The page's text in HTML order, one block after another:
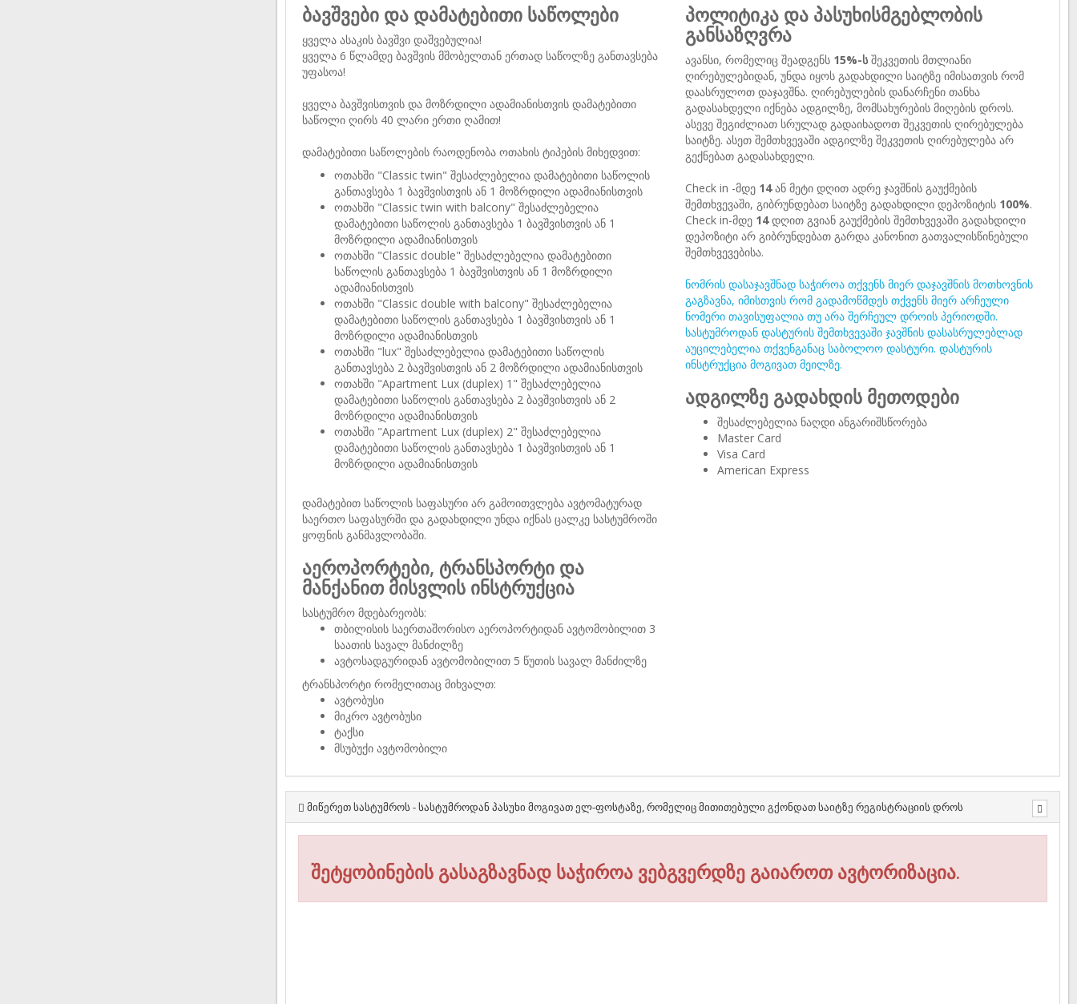
ბავშვები და დამატებითი საწოლები
ყველა ასაკის ბავშვი დაშვებულია!
ყველა 6 წლამდე ბავშვის მშობელთან ერთად საწოლზე განთავსება
უფასოა!
ყველა ბავშვისთვის და მოზრდილი ადამიანისთვის დამატებითი
საწოლი ღირს 40 ლარი ერთი ღამით!
დამატებითი საწოლების რაოდენობა ოთახის ტიპების მიხედვით:
ოთახში "Classic twin" შესაძლებელია დამატებითი საწოლის
განთავსება 1 ბავშვისთვის ან 1 მოზრდილი ადამიანისთვის
ოთახში "Classic twin with balcony" შესაძლებელია
დამატებითი საწოლის განთავსება 1 ბავშვისთვის ან 1
მოზრდილი ადამიანისთვის
ოთახში "Classic double" შესაძლებელია დამატებითი
საწოლის განთავსება 1 ბავშვისთვის ან 1 მოზრდილი
ადამიანისთვის
ოთახში "Classic double with balcony" შესაძლებელია
დამატებითი საწოლის განთავსება 1 ბავშვისთვის ან 1
მოზრდილი ადამიანისთვის
ოთახში "lux" შესაძლებელია დამატებითი საწოლის
განთავსება 2 ბავშვისთვის ან 2 მოზრდილი ადამიანისთვის
ოთახში "Apartment Lux (duplex) 1" შესაძლებელია
დამატებითი საწოლის განთავსება 2 ბავშვისთვის ან 2
მოზრდილი ადამიანისთვის
ოთახში "Apartment Lux (duplex) 2" შესაძლებელია
დამატებითი საწოლის განთავსება 1 ბავშვისთვის ან 1
მოზრდილი ადამიანისთვის
დამატებით საწოლის საფასური არ გამოითვლება ავტომატურად
საერთო საფასურში და გადახდილი უნდა იქნას ცალკე სასტუმროში
ყოფნის განმავლობაში.
აეროპორტები, ტრანსპორტი და
მანქანით მისვლის ინსტრუქცია
სასტუმრო მდებარეობს:
თბილისის საერთაშორისო აეროპორტიდან ავტომობილით 3
საათის სავალ მანძილზე
ავტოსადგურიდან ავტომობილით 5 წუთის სავალ მანძილზე
ტრანსპორტი რომელითაც მიხვალთ:
ავტობუსი
მიკრო ავტობუსი
ტაქსი
მსუბუქი ავტომობილი
პოლიტიკა და პასუხისმგებლობის
განსაზღვრა
ავანსი, რომელიც შეადგენს 15%-სშეკვეთის მთლიანი
ღირებულებიდან, უნდა იყოს გადახდილი საიტზე იმისათვის რომ
დაასრულოთ დაჯავშნა. ღირებულების დანარჩენი თანხა
გადასახდელი იქნება ადგილზე, მომსახურების მიღების დროს.
ასევე შეგიძლიათ სრულად გადაიხადოთ შეკვეთის ღირებულება
საიტზე. ასეთ შემთხვევაში ადგილზე შეკვეთის ღირებულება არ
გექნებათ გადასახდელი.
Check in -მდე 14ან მეტი დღით ადრე ჯავშნის გაუქმების
შემთხვევაში, გიბრუნდებათ საიტზე გადახდილი დეპოზიტის 100%.
Check in-მდე 14დღით გვიან გაუქმების შემთხვევაში გადახდილი
დეპოზიტი არ გიბრუნდებათ გარდა კანონით გათვალისწინებული
შემთხვევებისა.
ნომრის დასაჯავშნად საჭიროა თქვენს მიერ დაჯავშნის მოთხოვნის
გაგზავნა, იმისთვის რომ გადამოწმდეს თქვენს მიერ არჩეული
ნომერი თავისუფალია თუ არა შერჩეულ დროის პერიოდში.
სასტუმროდან დასტურის შემთხვევაში ჯავშნის დასასრულებლად
აუცილებელია თქვენგანაც საბოლოო დასტური. დასტურის
ინსტრუქცია მოგივათ მეილზე.
ადგილზე გადახდის მეთოდები
შესაძლებელია ნაღდი ანგარიშსწორება
Master Card
Visa Card
American Express
მიწერეთ სასტუმროს - სასტუმროდან პასუხი მოგივათ ელ-ფოსტაზე, რომელიც მითითებული გქონდათ საიტზე რეგისტრაციის დროს
შეტყობინების გასაგზავნად საჭიროა ვებგვერდზე გაიაროთ ავტორიზაცია.